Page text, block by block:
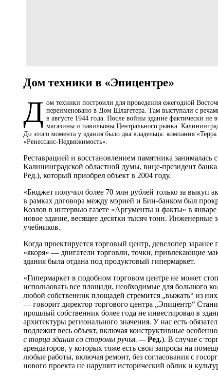
Дом техники в «Эпицентре»
Д ом техники построили для проведения ежегодной
переименовано в Дом Шлагетера. Там выступали с
в августе 1944 года. После войны здание фактически
магазины и павильоны Центрального рынка.
До этого момента у здания было два владельца: компания
«Ренессанс-Недвижимость».
Реставрацией и восстановлением памятника занималась
Калининградской областной думы, вице-президент
Ред.), который приобрел объект в 2004 году.
«Бюджет получил более 70 млн рублей только за выкуп
в рамках договора между мэрией и Бин-банком был
Козлов в интервью газете «Аргументы и факты» в
новое здание, весящее десятки тысяч тонн. Инженерные
учебников.
Когда проектируется торговый центр, девелопер
«якоря» — двигатели торговли, точки, привлекающие
здания была отдана под продуктовый гипермаркет.
«Гипермаркет в подобном торговом центре не может
использовать все площади, необходимые для большого
любой собственник площадей стремится „выжать“ из
— говорит директор торгового центра „Эпицентр“
прошлый собственник более года не инвестировал в
архитектуры регионального значения. У нас есть
подлежит весь объект, включая конструктивные
с торца здания со стороны ручья. —Ред.). В случае с
арендаторов, у которых тоже есть свои запросы на
любые работы, включая ремонт, без согласования с
нового проекта не нарушит исторический облик и